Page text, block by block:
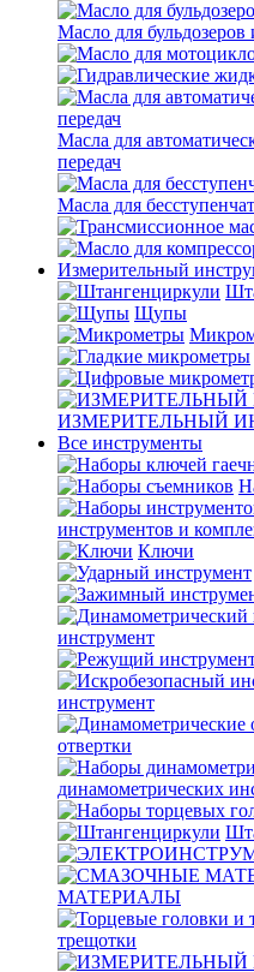
Масло для
Масла для
передач
Масла для
Измерительный
Щупы
ИЗМЕРИТЕЛЬНЫЙ
Все инструменты
инструментов и
Ключи
инструмент
инструмент
отвертки
динамометрических
МАТЕРИАЛЫ
трещотки